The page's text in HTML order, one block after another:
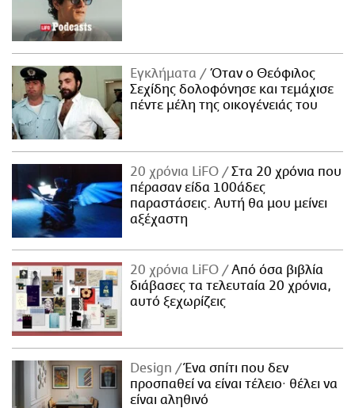
Εγκλήματα
Όταν ο Θεόφιλος
Σεχίδης δολοφόνησε και τεμάχισε
πέντε μέλη της οικογένειάς του
20 χρόνια LiFO
Στα 20 χρόνια που
πέρασαν είδα 100άδες
παραστάσεις. Αυτή θα μου μείνει
αξέχαστη
20 χρόνια LiFO
Από όσα βιβλία
διάβασες τα τελευταία 20 χρόνια,
αυτό ξεχωρίζεις
Design
Ένα σπίτι που δεν
προσπαθεί να είναι τέλειο· θέλει να
είναι αληθινό